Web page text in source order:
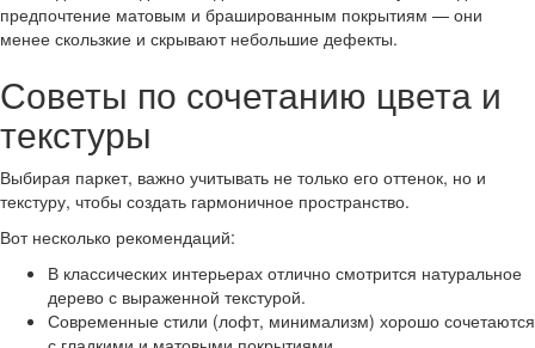
предпочтение матовым и брашированным покрытиям — они
менее скользкие и скрывают небольшие дефекты.
Советы по сочетанию цвета и
текстуры
Выбирая паркет, важно учитывать не только его оттенок, но и
текстуру, чтобы создать гармоничное пространство.
Вот несколько рекомендаций:
В классических интерьерах отлично смотрится натуральное
дерево с выраженной текстурой.
Современные стили (лофт, минимализм) хорошо сочетаются